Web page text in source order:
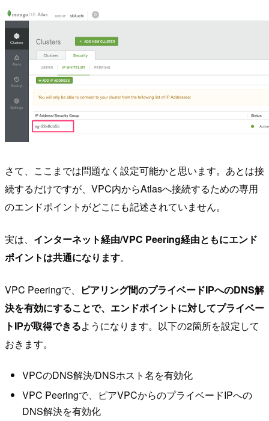
さて、ここまでは問題なく設定可能かと思います。あとは接
続するだけですが、VPC内からAtlasへ接続するための専用
のエンドポイントがどこにも記述されていません。
実は、 インターネット経由/VPC Peering経由ともにエンド
ポイントは共通になります。
VPC Peeringで、
ピアリング間のプライベードIPへのDNS解
決を有効にすることで、エンドポイントに対してプライベー
トIPが取得できるようになります。以下の2箇所を設定して
おきます。
VPCのDNS解決/DNSホスト名を有効化
VPC Peeringで、ピアVPCからのプライベードIPへの
DNS解決を有効化